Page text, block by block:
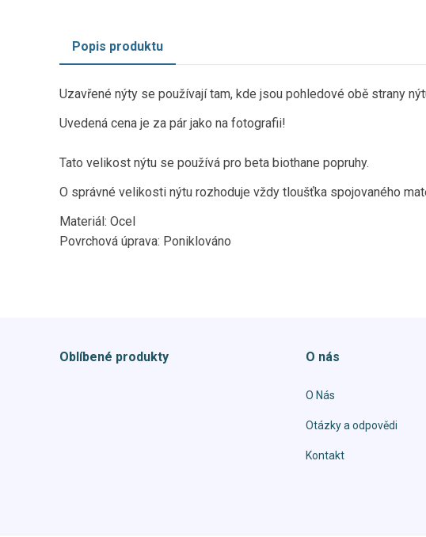
Popis produktu
Uzavřené nýty se používají tam, kde jsou pohledové obě strany
Uvedená cena je za pár jako na fotografii!
Tato velikost nýtu se používá pro beta biothane popruhy.
O správné velikosti nýtu rozhoduje vždy tloušťka spojovaného
Materiál: Ocel
Povrchová úprava: Poniklováno
Oblíbené produkty O nás
O Nás
Otázky a odpovědi
Kontakt